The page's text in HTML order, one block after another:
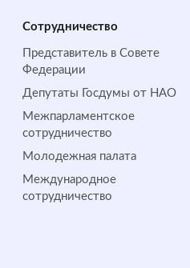
Сотрудничество
Представитель в Совете
Федерации
Депутаты Госдумы от НАО
Межпарламентское
сотрудничество
Молодежная палата
Международное
сотрудничество